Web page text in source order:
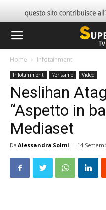
Home Infotainment
Infotainment Verissimo Video
Neslihan
“Aspetto in
Mediaset
Da Alessandra Solmi - 14